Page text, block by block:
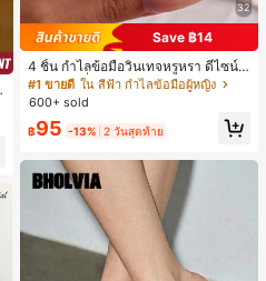
32
Save ฿14
4 ชิ้น กำไลข้อมือวินเทจหรูหรา ดีไซน์มิ
นิมอลแฟชั่น เหมาะสำหรับใส่ในชีวิตปร
ะจำวัน อะคริลิก เหมาะสำหรับใส่ในชีวิ
รับผู้หญิง
#1 ขายดี ใน สีฟ้า กำไลข้อมือผู้หญิง
600+ sold
฿95 -13% 2 วันสุดท้าย